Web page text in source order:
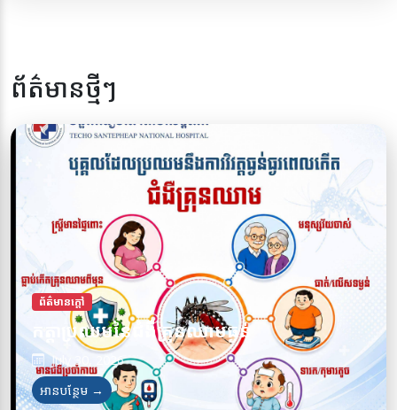
ព័ត៌មានថ្មីៗ
ព័ត៌មានក្តៅ
កត្តាប្រឈមនៃជំងឺគ្រុនឈាមធ្ងន់
July 30, 2026
អានបន្ថែម →
ព័ត៌មានក្តៅ
ការពារខ្លួនអ្នកពីជំងឺគ្រុនឈាម សូមចូលរួមទប់
ស្កាត់ជំងឺគ្រុនឈាមទាំងអស់គ្នា!
July 28, 2026
អានបន្ថែម →